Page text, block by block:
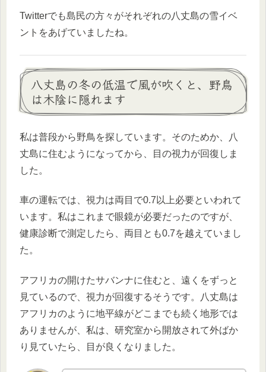
Twitterでも島民の方々がそれぞれの八丈島の雪イベ
ントをあげていましたね。
八丈島の冬の低温で風が吹くと、野鳥
は木陰に隠れます
私は普段から野鳥を探しています。そのためか、八
丈島に住むようになってから、目の視力が回復しま
した。
車の運転では、視力は両目で0.7以上必要といわれて
います。私はこれまで眼鏡が必要だったのですが、
健康診断で測定したら、両目とも0.7を越えていまし
た。
アフリカの開けたサバンナに住むと、遠くをずっと
見ているので、視力が回復するそうです。八丈島は
アフリカのように地平線がどこまでも続く地形では
ありませんが、私は、研究室から開放されて外ばか
り見ていたら、目が良くなりました。